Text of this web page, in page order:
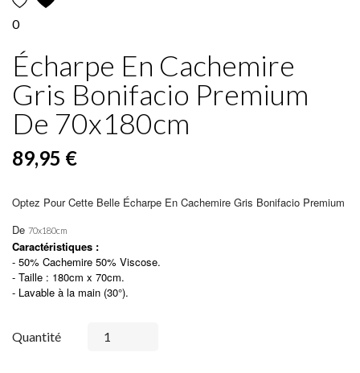
0
Écharpe En Cachemire
Gris Bonifacio Premium
De 70x180cm
89,95 €
Optez Pour Cette Belle Écharpe En Cachemire Gris Bonifacio Premium
De 70x180cm
Caractéristiques :
- 50% Cachemire 50% Viscose.
- Taille : 180cm x 70cm.
- Lavable à la main (30°).
Quantité